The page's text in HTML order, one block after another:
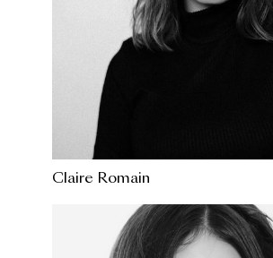
Claire Romain